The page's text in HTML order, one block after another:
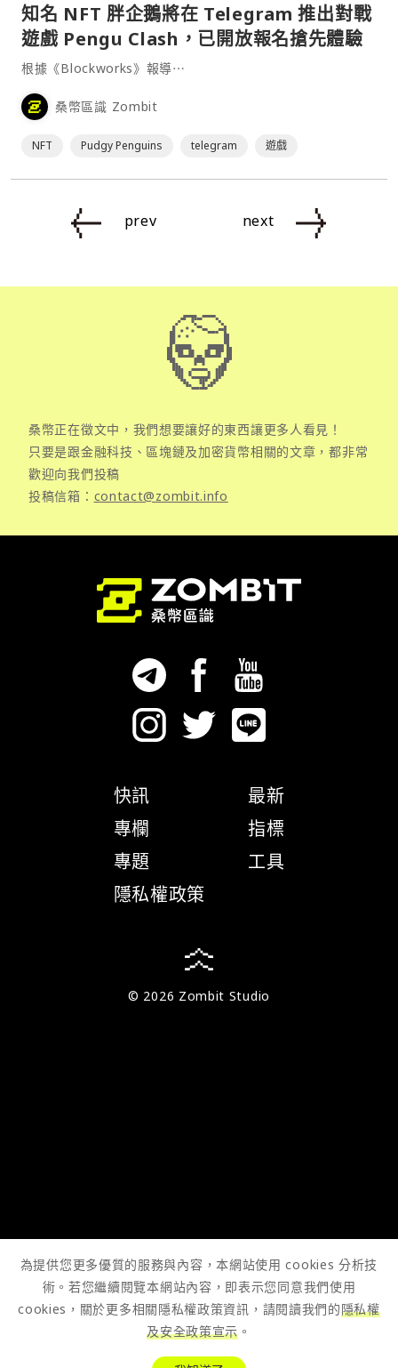
知名 NFT 胖企鵝將在 Telegram 推出對戰
遊戲 Pengu Clash，已開放報名搶先體驗
根據《Blockworks》報導⋯
桑幣區識 Zombit
NFT Pudgy Penguins telegram 遊戲
prev next
桑幣正在徵文中，我們想要讓好的東西讓更多人看見！
只要是跟金融科技、區塊鏈及加密貨幣相關的文章，都非常
歡迎向我們投稿
投稿信箱： contact@zombit.info
快訊
專欄
專題
隱私權政策
最新
指標
工具
© 2026 Zombit Studio
為提供您更多優質的服務與內容，本網站使用 cookies 分析技
術。若您繼續閱覽本網站內容，即表示您同意我們使用
cookies，關於更多相關隱私權政策資訊，請閱讀我們的隱私權
及安全政策宣示 。